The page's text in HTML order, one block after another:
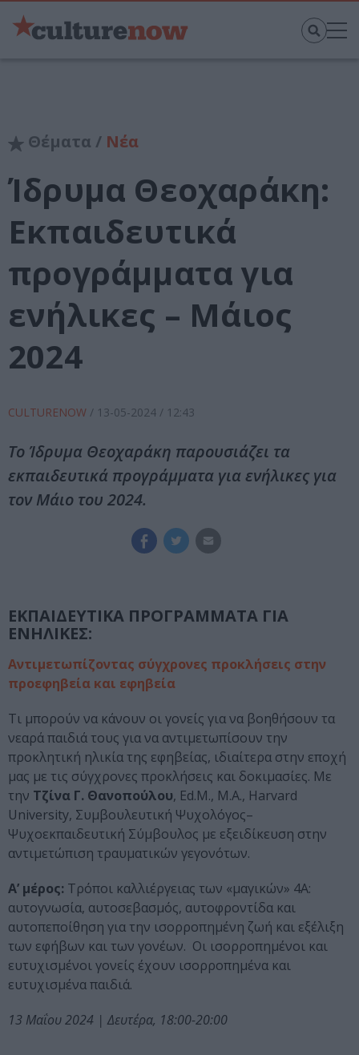
Θέματα / Νέα
Ίδρυμα Θεοχαράκη:
Εκπαιδευτικά
προγράμματα για
ενήλικες – Μάιος
2024
CULTURENOW / 13-05-2024 / 12:43
Το Ίδρυμα Θεοχαράκη παρουσιάζει τα
εκπαιδευτικά προγράμματα για ενήλικες για
τον Μάιο του 2024.
ΕΚΠΑΙΔΕΥΤΙΚΑ ΠΡΟΓΡΑΜΜΑΤΑ ΓΙΑ
ΕΝΗΛΙΚΕΣ:
Αντιμετωπίζοντας σύγχρονες προκλήσεις στην
προεφηβεία και εφηβεία
Τι μπορούν να κάνουν οι γονείς για να βοηθήσουν τα
νεαρά παιδιά τους για να αντιμετωπίσουν την
προκλητική ηλικία της εφηβείας, ιδιαίτερα στην εποχή
μας με τις σύγχρονες προκλήσεις και δοκιμασίες. Με
την Τζίνα Γ. Θανοπούλου, Ed.M., M.A., Harvard
University, Συμβουλευτική Ψυχολόγος–
Ψυχοεκπαιδευτική Σύμβουλος με εξειδίκευση στην
αντιμετώπιση τραυματικών γεγονότων.
Α’ μέρος: Τρόποι καλλιέργειας των «μαγικών» 4Α:
αυτογνωσία, αυτοσεβασμός, αυτοφροντίδα και
αυτοπεποίθηση για την ισορροπημένη ζωή και εξέλιξη
των εφήβων και των γονέων. Οι ισορροπημένοι και
ευτυχισμένοι γονείς έχουν ισορροπημένα και
ευτυχισμένα παιδιά.
13 Μαΐου 2024 | Δευτέρα, 18:00-20:00